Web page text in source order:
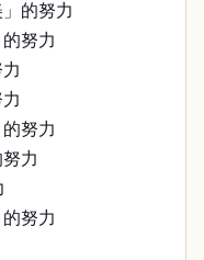
的努力
努力
努力
力
努力